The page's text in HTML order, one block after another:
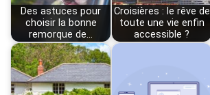
Des astuces pour
choisir la bonne
remorque de…
Croisières : le rêve de
toute une vie enfin
accessible ?